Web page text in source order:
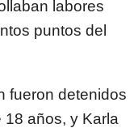
labores
puntos del
fueron detenidos
años, y Karla